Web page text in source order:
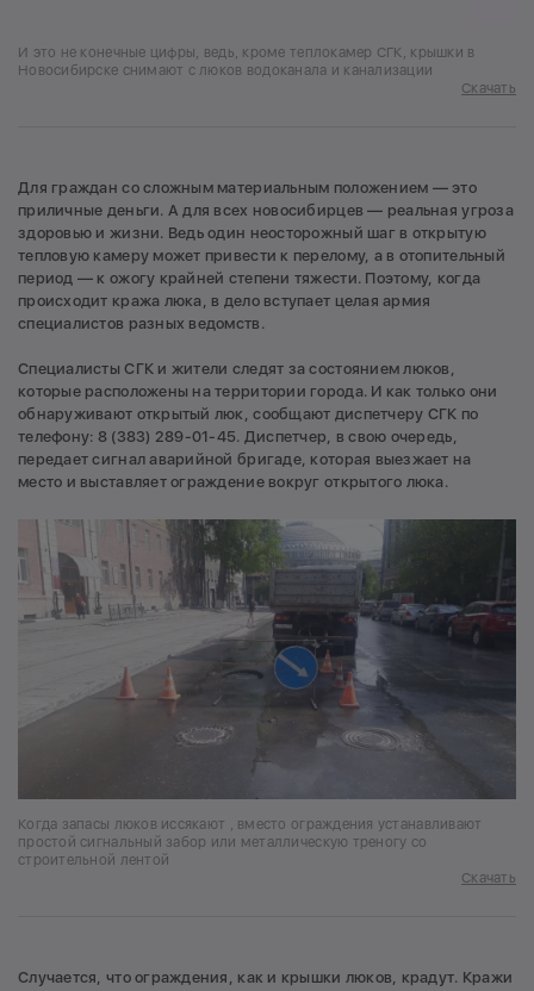
И это не конечные цифры, ведь, кроме теплокамер СГК, крышки в
Новосибирске снимают с люков водоканала и канализации
Скачать
Для граждан со сложным материальным положением — это
приличные деньги. А для всех новосибирцев — реальная угроза
здоровью и жизни. Ведь один неосторожный шаг в открытую
тепловую камеру может привести к перелому, а в отопительный
период — к ожогу крайней степени тяжести. Поэтому, когда
происходит кража люка, в дело вступает целая армия
специалистов разных ведомств.
Специалисты СГК и жители следят за состоянием люков,
которые расположены на территории города. И как только они
обнаруживают открытый люк, сообщают диспетчеру СГК по
телефону: 8 (383) 289-01-45. Диспетчер, в свою очередь,
передает сигнал аварийной бригаде, которая выезжает на
место и выставляет ограждение вокруг открытого люка.
Когда запасы люков иссякают , вместо ограждения устанавливают
простой сигнальный забор или металлическую треногу со
строительной лентой
Скачать
Случается, что ограждения, как и крышки люков, крадут. Кражи